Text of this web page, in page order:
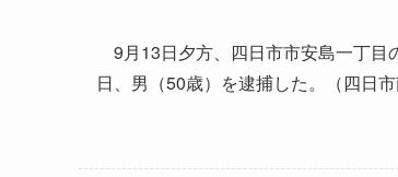
9月13日夕方、四日市市安島一丁目
日、男（50歳）を逮捕した。（四日市